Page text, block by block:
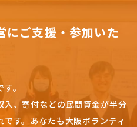
にご支援・参加いた
。
入、寄付などの民間資金が半分
す。 あなたも大阪ボランティ